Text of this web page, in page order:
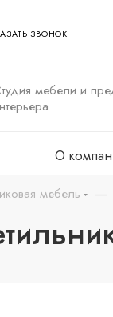
ЗВОНОК
мебели и
О
мебель —